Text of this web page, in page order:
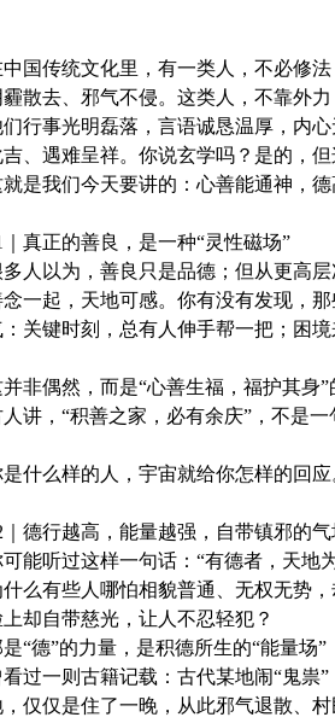
中国传统文化里，有一类人，不必修
散去、邪气不侵。这类人，不靠外
们行事光明磊落，言语诚恳温厚，内
、遇难呈祥。你说玄学吗？是的，
就是我们今天要讲的：心善能通神，
｜真正的善良，是一种“灵性磁场”
多人以为，善良只是品德；但从更高
念一起，天地可感。你有没有发现，
关键时刻，总有人伸手帮一把；困
并非偶然，而是“心善生福，福护其身
讲， “积善之家，必有余庆”，不是
是什么样的人，宇宙就给你怎样的回
｜德行越高，能量越强，自带镇邪的气
能听过这样一句话： “有德者，天地
什么有些人哪怕相貌普通、无权无势
却自带慈光，让人不忍轻犯？
“德”的力量，是积德所生的“能量场
看过一则古籍记载：古代某地闹“鬼祟
仅仅是住了一晚，从此邪气退散、